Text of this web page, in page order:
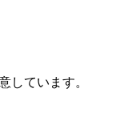
しています。